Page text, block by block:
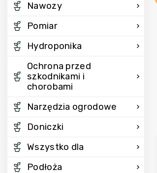
Nawozy
Pomiar
Hydroponika
Ochrona przed
szkodnikami i
chorobami
Narzędzia ogrodowe
Doniczki
Wszystko dla
Podłoża